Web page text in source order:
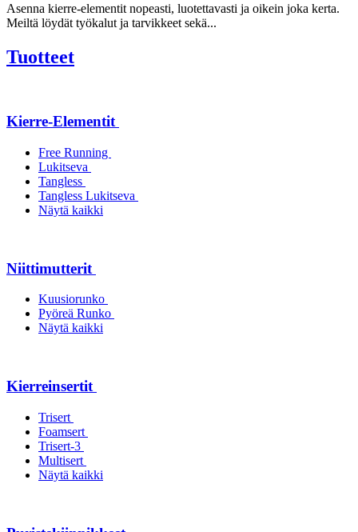
Asenna kierre-elementit nopeasti, luotettavasti ja oikein joka kerta.
Meiltä löydät työkalut ja tarvikkeet sekä...
Tuotteet
Kierre-Elementit
Free Running
Lukitseva
Tangless
Tangless Lukitseva
Näytä kaikki
Niittimutterit
Kuusiorunko
Pyöreä Runko
Näytä kaikki
Kierreinsertit
Trisert
Foamsert
Trisert-3
Multisert
Näytä kaikki